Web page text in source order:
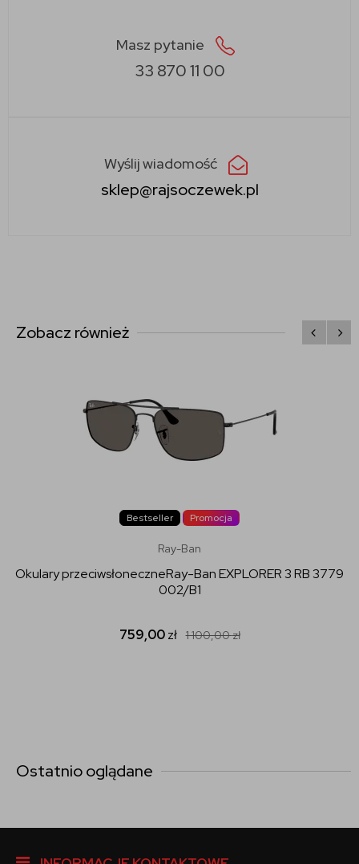
Masz pytanie
33 870 11 00
Wyślij wiadomość
sklep@rajsoczewek.pl
Zobacz również
Bestseller Promocja
Ray-Ban
Okulary przeciwsłoneczneRay-Ban EXPLORER 3 RB 3779
002/B1
759,00zł 1 100,00zł
Ostatnio oglądane